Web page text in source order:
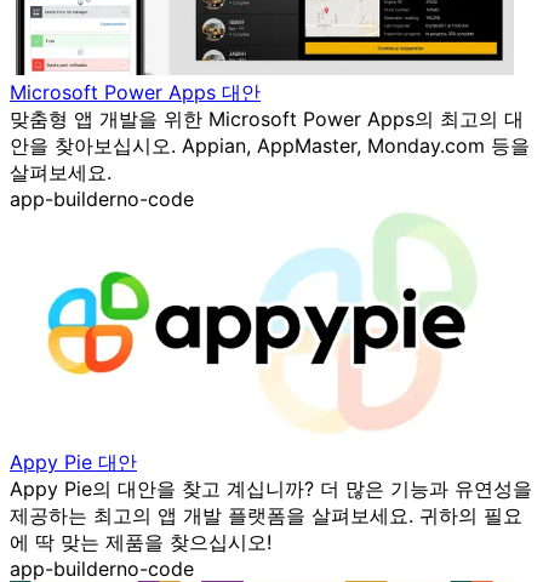
Microsoft Power Apps 대안
맞춤형 앱 개발을 위한 Microsoft Power Apps의 최고의 대
안을 찾아보십시오. Appian, AppMaster, Monday.com 등을
살펴보세요.
app-builderno-code
Appy Pie 대안
Appy Pie의 대안을 찾고 계십니까? 더 많은 기능과 유연성을
제공하는 최고의 앱 개발 플랫폼을 살펴보세요. 귀하의 필요
에 딱 맞는 제품을 찾으십시오!
app-builderno-code